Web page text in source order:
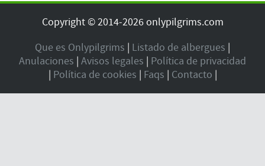
Copyright © 2014-2026 onlypilgrims.com
Que es Onlypilgrims | Listado de albergues |
Anulaciones | Avisos legales | Política de privacidad
| Política de cookies | Faqs | Contacto |